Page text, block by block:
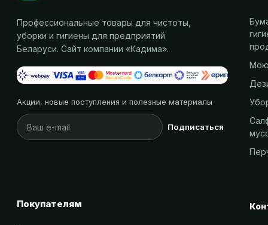
Профессиональные товары для чистоты,
уборки и гигиены для предприятий
Беларуси. Сайт компании «Кадима».
Акции, новые поступления и полезные материалы
Подписаться
Покупателям